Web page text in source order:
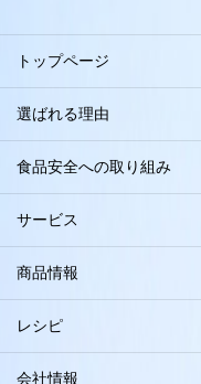
トップページ
選ばれる理由
食品安全への取り組み
サービス
商品情報
レシピ
会社情報